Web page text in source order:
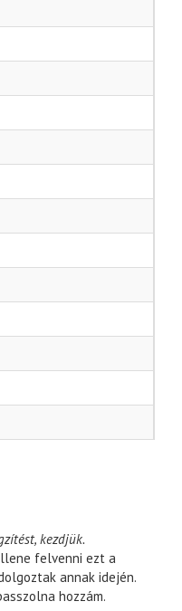
kezdjük.
felvenni ezt a
annak idején.
hozzám.